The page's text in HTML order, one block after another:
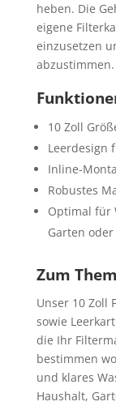
heben. Die
eigene
einzusetzen
abzustimmen.
10 Zoll
Leerdesign
Inline-
Robustes
Optimal für
Garten
Zum
Unser 10 Zoll
sowie
die Ihr
bestimmen
und klares
Haushalt,